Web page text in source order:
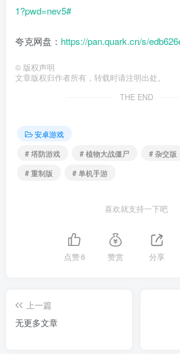
1?pwd=nev5#
夸克网盘： https://pan.quark.cn/s/
© 版权声明
文章版权归作者所有，转载时请注明出处。
THE END
安卓游戏
# 塔防游戏
# 植物大战僵尸 # 杂交版
# 重制版
# 单机手游
喜欢就支持一下吧
点赞6 赞赏 分享
上一篇
无更多文章